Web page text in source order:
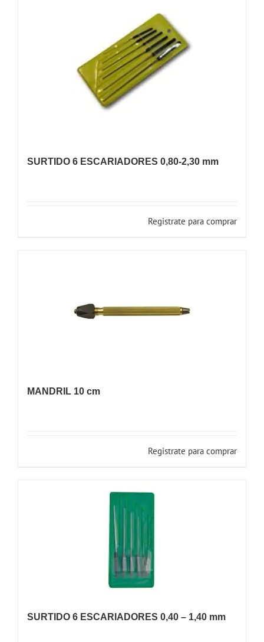
SURTIDO 6 ESCARIADORES 0,80-2,30 mm
Registrate para comprar
MANDRIL 10 cm
Registrate para comprar
SURTIDO 6 ESCARIADORES 0,40 – 1,40 mm